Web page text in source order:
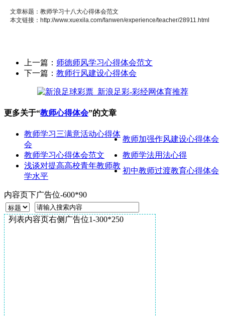
文章标题：教师学习十八大心得体会范文
本文链接：http://www.xuexila.com/fanwen/experience/teacher/28911.html
上一篇： 师德师风学习心得体会范文
下一篇： 教师行风建设心得体会
更多关于“教师心得体会”的文章
教师学习三满意活动心得体
会
教师加强作风建设心得体会
教师学习心得体会范文
教师学法用法心得
浅谈对提高高校青年教师教
学水平
初中教师过渡教育心得体会
内容页下广告位-600*90
列表内容页右侧广告位1-300*250